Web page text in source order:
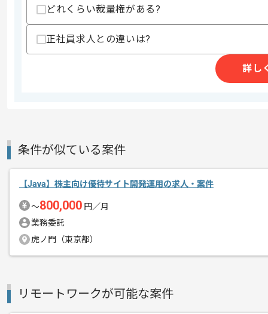
その他募集要項
商談回数
募集人数
2人
作業開始日
Javaのご経験を活かしたい方にお勧め
基本的には常駐での作業を見込んでおり
どれくらい裁量権がある?
正社員求人との違いは?
詳し
条件が似ている案件
【Java】株主向け優待サイト開発運用の求人・案件
〜800,000 円／月
業務委託
虎ノ門（東京都）
リモートワークが可能な案件